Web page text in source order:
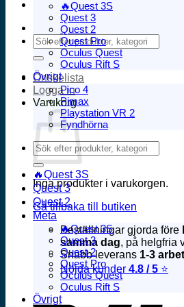
Sök
efter:
Önskelista
Logga in
Varukorg
Inga produkter i varukorgen.
Gå tillbaka till butiken
Beställningar gjorda före
samma dag, på helgfria
Snabb leverans 1-3
Nöjda kunder 4.8 / 5 ⭐
🔥Quest 3S
Quest 3
Quest 2
Quest Pro
Oculus Quest
Oculus Rift S
Övrigt
Pico 4
Pimax
Playstation VR 2
Fyndhörna
Sök
efter:
🔥Quest 3S
Quest 3
Quest 2
Meta
🔥Quest 3S
Quest 3
Quest 2
Quest Pro
Oculus Quest
Oculus Rift S
Övrigt